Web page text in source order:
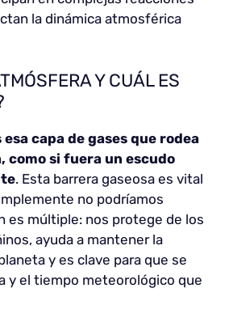
la dinámica atmosférica
Y CUÁL ES
esa capa de gases que rodea
como si fuera un escudo
. Esta barrera gaseosa es vital
no podríamos
es múltiple: nos protege de los
ayuda a mantener la
y es clave para que se
y el tiempo meteorológico que